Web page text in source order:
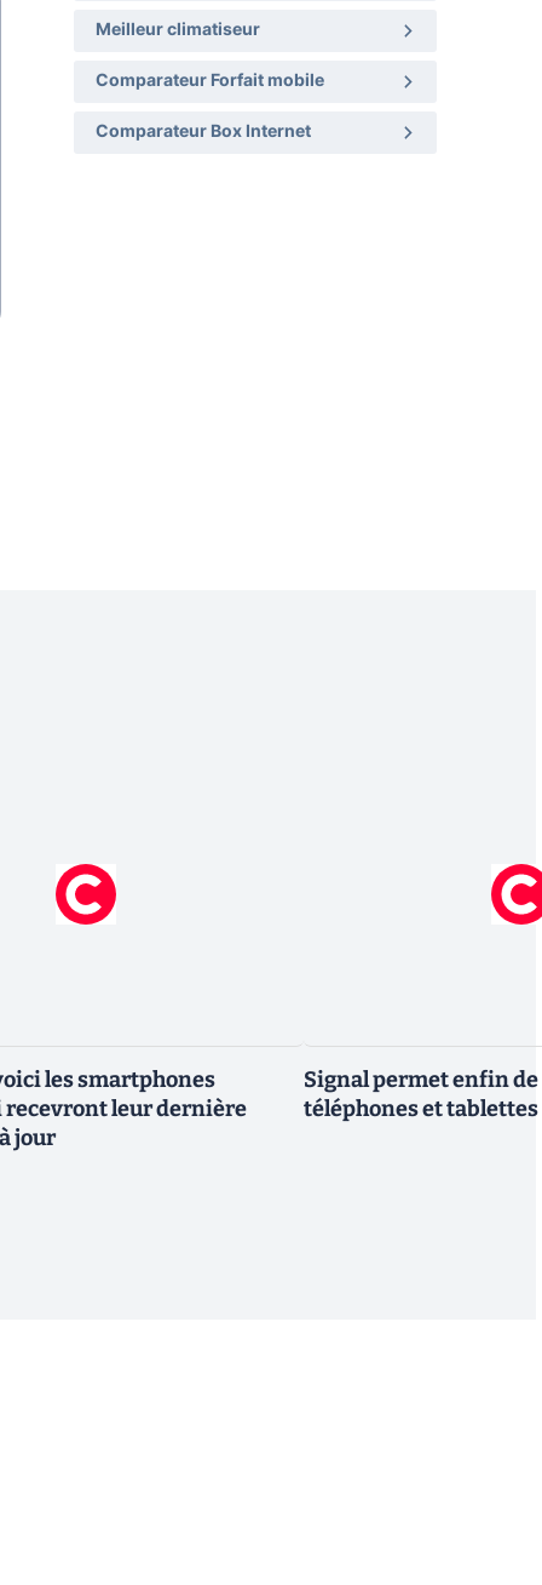
Meilleur climatiseur
Comparateur Forfait mobile
Comparateur Box Internet
les smartphones
recevront leur dernière
jour
Signal permet enfin
téléphones et tablettes